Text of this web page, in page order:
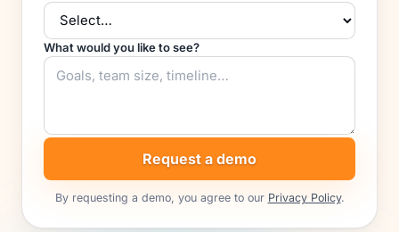
What would you like to see?
Request a demo
By requesting a demo, you agree to our Privacy Policy.